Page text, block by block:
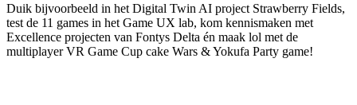
Duik bijvoorbeeld in het Digital Twin AI project Strawberry Fields,
test de 11 games in het Game UX lab, kom kennismaken met
Excellence projecten van Fontys Delta én maak lol met de
multiplayer VR Game Cup cake Wars & Yokufa Party game!